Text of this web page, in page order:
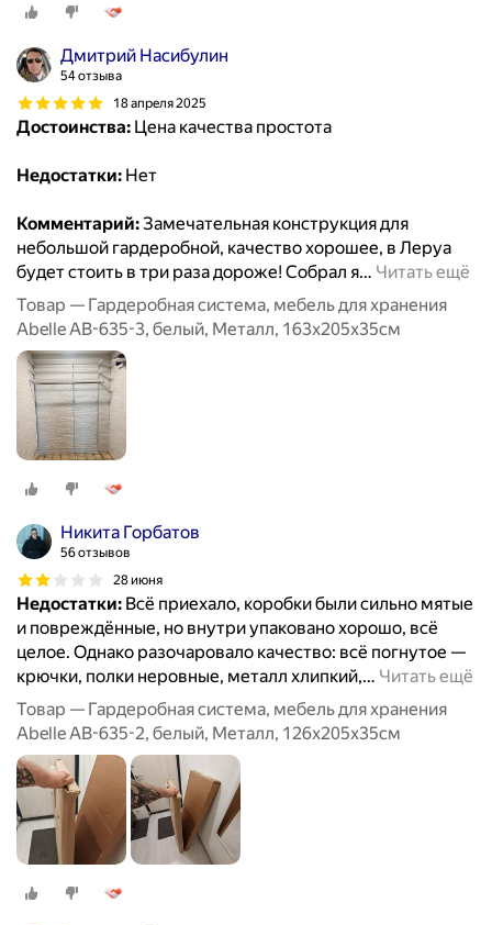
Дмитрий Насибулин
54 отзыва
18 апреля 2025
Достоинства: Цена качества простота
Недостатки: Нет
Комментарий:Замечательная конструкция для
небольшой гардеробной, качество хорошее, в Леруа
будет стоить в три раза дороже! Собрал я… Читать ещё
Товар — Гардеробная система, мебель для хранения
Abelle AB-635-3, белый, Металл, 163х205х35см
Никита Горбатов
56 отзывов
28 июня
Недостатки: Всё приехало, коробки были сильно мятые
и повреждённые, но внутри упаковано хорошо, всё
целое. Однако разочаровало качество: всё погнутое —
крючки, полки неровные, металл хлипкий,… Читать ещё
Товар — Гардеробная система, мебель для хранения
Abelle AB-635-2, белый, Металл, 126х205х35см